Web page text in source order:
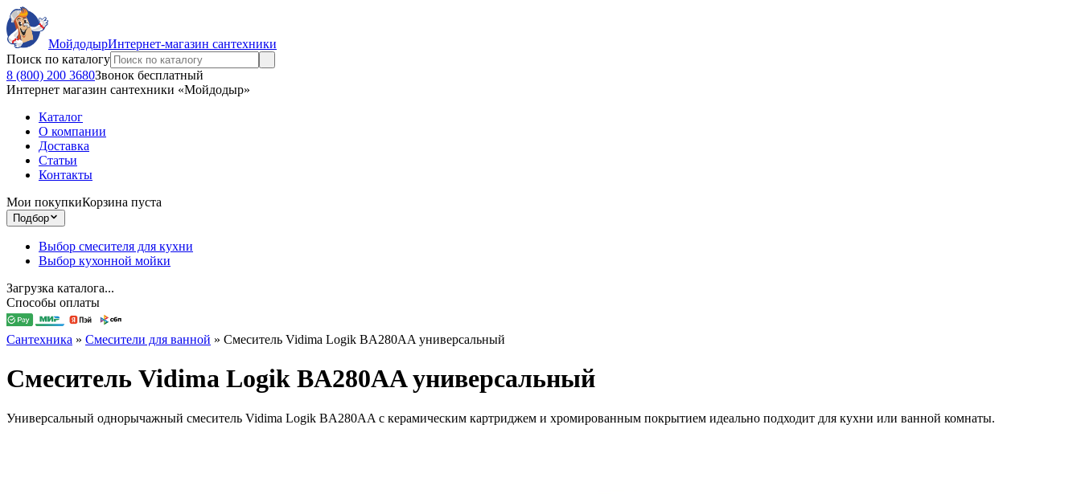
МойдодырИнтернет-магазин сантехники
Поиск по каталогу
8 (800) 200 3680Звонок бесплатный
Интернет магазин сантехники «Мойдодыр»
Каталог
О компании
Доставка
Статьи
Контакты
Мои покупкиКорзина пуста
Подбор
Выбор смесителя для кухни
Выбор кухонной мойки
Загрузка каталога...
Способы оплаты
Сантехника » Смесители для ванной » Смеситель Vidima Logik BA280AA универсальный
Смеситель Vidima Logik BA280AA универсальный
Универсальный однорычажный смеситель Vidima Logik BA280AA с керамическим картриджем и хромированным покрытием идеально подходит для кухни или ванной комнаты.